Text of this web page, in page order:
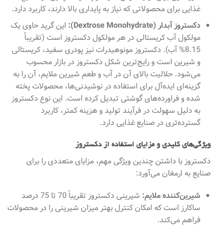
غذایی برای محصولاتی که نیاز به پایداری بالا دارند، کاربرد دارد.
دکستروز آبدار (Dextrose Monohydrate):
این گرید حاوی یک
مولکول آب کریستالی در هر مولکول دکستروز است (تقریباً
8.15% آب). دکستروز مونوهیدرات نیز پودری سفید، کریستالی
و شیرین است و رایج‌ترین شکل دکستروز در بازار محسوب
می‌شود. حلالیت بالای آن در آب و طعم شیرین ملایم، آن را به
گزینه‌ای ایده‌آل برای استفاده در نوشیدنی‌ها، محصولات پخته
شده و فراورده‌های گوشتی تبدیل کرده است. این نوع دکستروز
به دلیل سهولت در فرآیند تولید و هزینه کمتر، کاربرد
گسترده‌تری در صنایع غذایی دارد.
ویژگی‌های کلیدی و مزایای استفاده از دکستروز
دکستروز با داشتن چندین ویژگی مهم، مزایای متعددی را برای
صنایع به ارمغان می‌آورد:
شیرین‌کننده ملایم:
شیرینی دکستروز تقریباً 70 تا 75 درصد
ساکارز است که امکان کنترل بهتر میزان شیرینی را در محصولات
فراهم می‌کند.